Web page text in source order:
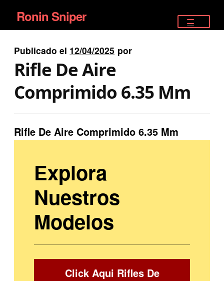
Ir
a
la
navegación
Ir
al
contenido
Ronin Sniper
EQUIPAMIENTO ÉLITE
SATELITALES
Publicado el 12/04/2025 por
Rifle De Aire
Comprimido 6.35 Mm
Rifle De Aire Comprimido 6.35 Mm
Explora
Nuestros
Modelos
Click Aqui Rifles De